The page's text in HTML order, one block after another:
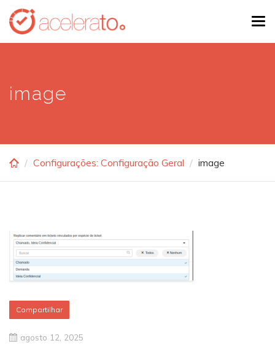
Skip
main
image
Configurações: Configuração Geral image
Compartilhar
agosto 12, 2025